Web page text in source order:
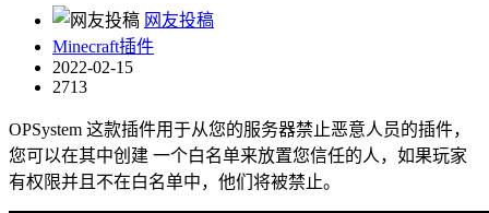
网友投稿
Minecraft插件
2022-02-15
2713
OPSystem 这款插件用于从您的服务器禁止恶意人员的插件，
您可以在其中创建 一个白名单来放置您信任的人，如果玩家
有权限并且不在白名单中，他们将被禁止。